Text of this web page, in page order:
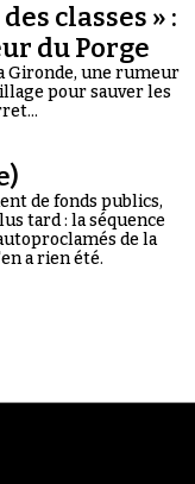
classes » :
du Porge
Gironde, une rumeur
pour sauver les
de fonds publics,
tard : la séquence
de la
a rien été.